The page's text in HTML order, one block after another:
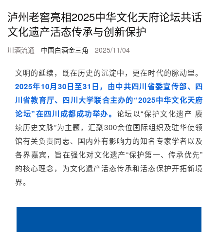
泸州老窖亮相2025中华文化天府论坛共话
文化遗产活态传承与创新保护
川酒流通 中国白酒金三角 2025/11/04
文明的延续，既在历史的沉淀中，更在时代的脉动里。
2025年10月30日至31日，由中共四川省委宣传部、四
川省教育厅、四川大学联合主办的“2025中华文化天府
论坛”在四川成都成功举办。 论坛以“保护文化遗产 赓
续历史文脉”为主题，汇聚300余位国际组织及驻华使领
馆有关负责同志、国内外有影响力的知名专家学者以及
各界嘉宾，旨在强化对文化遗产“保护第一、传承优先”
的核心理念，为文化遗产活态传承和活态保护开拓新境
界。